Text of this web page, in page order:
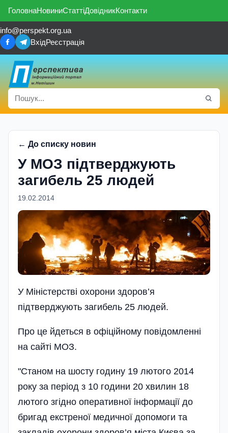
ГоловнаНовиниСтаттіДовідникКонтакти
info@perspekt.org.ua
ВхідРеєстрація
← До списку новин
У МОЗ підтверджують
загибель 25 людей
19.02.2014
У Міністерстві охорони здоров’я
підтверджують загибель 25 людей.
Про це йдеться в офіційному повідомленні
на сайті МОЗ.
"Станом на шосту годину 19 лютого 2014
року за період з 10 години 20 хвилин 18
лютого згідно оперативної інформації до
бригад екстреної медичної допомоги та